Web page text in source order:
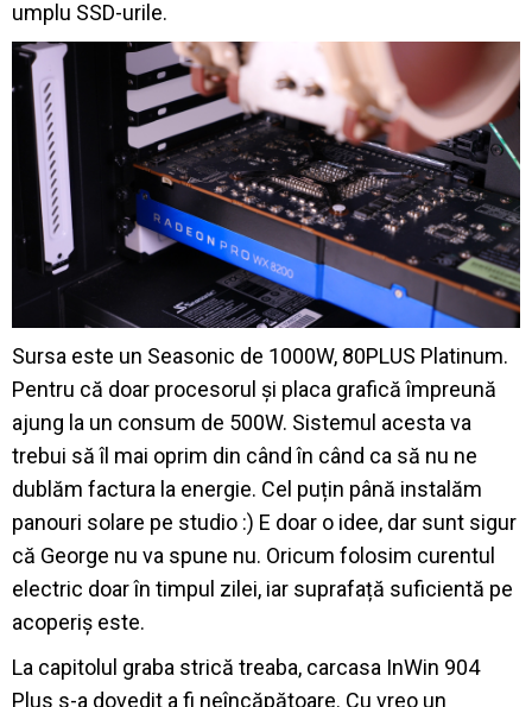
umplu SSD-urile.
Sursa este un Seasonic de 1000W, 80PLUS Platinum.
Pentru că doar procesorul și placa grafică împreună
ajung la un consum de 500W. Sistemul acesta va
trebui să îl mai oprim din când în când ca să nu ne
dublăm factura la energie. Cel puțin până instalăm
panouri solare pe studio :) E doar o idee, dar sunt sigur
că George nu va spune nu. Oricum folosim curentul
electric doar în timpul zilei, iar suprafață suficientă pe
acoperiș este.
La capitolul graba strică treaba, carcasa InWin 904
Plus s-a dovedit a fi neîncăpătoare. Cu vreo un